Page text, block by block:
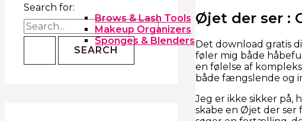
Brows & Lash Tools
Makeup Organizers
Sponges & Blenders
Search for:
Øjet der ser :
Det download gratis
føler mig både
en følelse af
både fængslende og
Jeg er ikke sikker på,
skabe en Øjet der ser